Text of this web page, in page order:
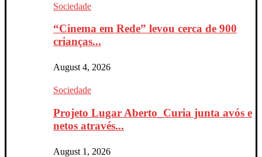
Sociedade
“Cinema em Rede” levou cerca de 900
crianças...
August 4, 2026
Sociedade
Projeto Lugar Aberto_Curia junta avós e
netos através...
August 1, 2026